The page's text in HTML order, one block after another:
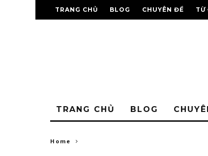
TRANG CHỦ BLOG CHUYÊN ĐỀ TỪ
TRANG CHỦ BLOG
Home